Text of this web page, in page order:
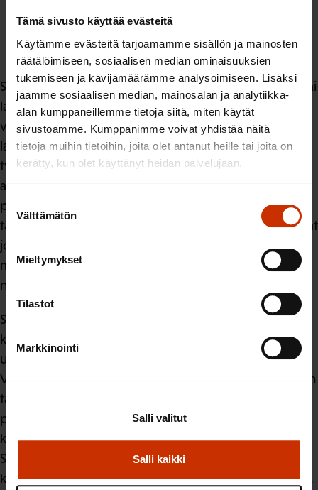
Tämä sivusto käyttää evästeitä
Käytämme evästeitä tarjoamamme sisällön ja mainosten
räätälöimiseen, sosiaalisen median ominaisuuksien
tukemiseen ja kävijämäärämme analysoimiseen. Lisäksi
jaamme sosiaalisen median, mainosalan ja analytiikka-
alan kumppaneillemme tietoja siitä, miten käytät
sivustoamme. Kumppanimme voivat yhdistää näitä
tietoja muihin tietoihin, joita olet antanut heille tai joita on
kerätty, kun olet käyttänyt heidän palvelujaan.
Suostumuksen
valinta
Välttämätön
Mieltymykset
Tilastot
Markkinointi
Salli kaikki
Salli valitut
palkkatuloihin.
SAK ei kannata Väestöennuste-tilaston keskeyttämistä tai
lakkauttamista. Tilastokeskuksen tuottamat
väestöennusteet ovat työmarkkinakeskusjärjestöille ja
laajasti eri sidosryhmille keskeinen väline talouden ja
työmarkkinoiden pitkän aikavälin kehityksen
arvioinnissa. Väestöennusteet muodostavat myös
perustan esimerkiksi eläkejärjestelmän ja julkisen
talouden kestävyyslaskelmille. Työmarkkinajärjestöt ovat
jo aiemmin yhdessä korostaneet väestöennusteiden
merkitystä ja esittäneet pikemminkin lisäresursointia
niiden laadintaan.
SAK suhtautuu kriittisesti myös Sijoittuminen
koulutuksen jälkeen -tilaston sekä velkajärjestelyjä ja
ulosottoa koskevien tilastojen lakkauttamiseen.
Väestöennuste on välttämätön perusaineisto työvoiman
tarjonnan, huoltosuhteen, alueellisen kehityksen,
palvelutarpeiden, julkisen talouden kestävyyden sekä
koulutus- ja työvoimapolitiikan suunnittelussa.
Sijoittuminen koulutuksen jälkeen -tilasto puolestaan
kertoo, miten koulutusjärjestelmä tuottaa työllistymistä,